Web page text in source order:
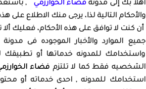
أهلا بك إلى مدونةفضاء الخوارزمي ,
والأحكام التالية لذا، يرجى منك الاطلاع على
أن كنت لا توافق على هذه الأحكام، فعليك
جميع الموارد والأخبار الموجوده فى
واستخدامك للمدونه خدماتها أو تطبيقك
الشخصيه فقط كما لا تلتزم فضاء
استخدامك للمدونه , احدى خدماته أو